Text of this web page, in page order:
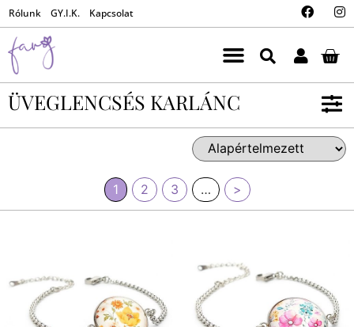
Rólunk GY.I.K. Kapcsolat
ÜVEGLENCSÉS KARLÁNC
1 2 3 … >